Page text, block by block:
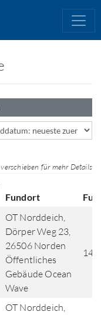
verschieben für mehr Details
Fundort
OT Norddeich,
Dörper Weg 23,
26506 Norden
Öffentliches
Gebäude Ocean
Wave
OT Norddeich,